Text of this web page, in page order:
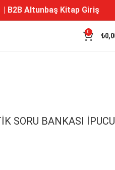
B2B Altunbaş Kitap Giriş
0 ₺
SORU BANKASI İPUCU